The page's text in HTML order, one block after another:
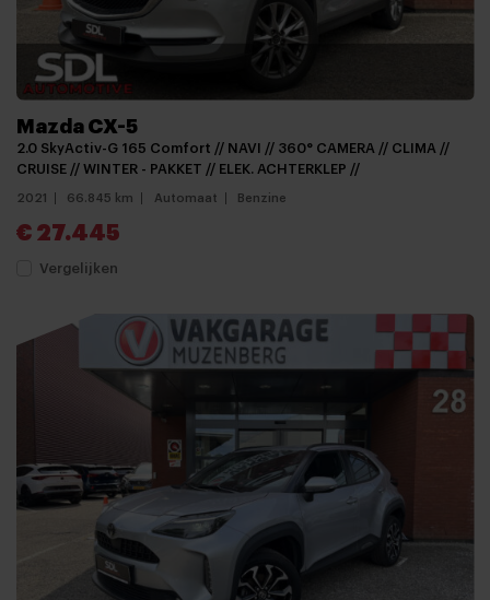
Mazda CX-5
2.0 SkyActiv-G 165 Comfort // NAVI // 360° CAMERA // CLIMA //
CRUISE // WINTER - PAKKET // ELEK. ACHTERKLEP //
2021 66.845 km Automaat Benzine
€ 27.445
Vergelijken